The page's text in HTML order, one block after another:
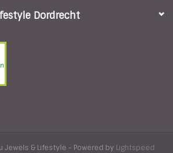
Dordrecht
Jewels & Lifestyle - Powered by Lightspeed